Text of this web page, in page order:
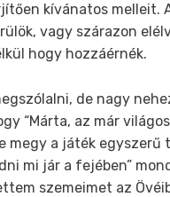
kívánatos melleit.
vagy szárazon
hogy hozzáérnék.
de nagy
“Márta, az már
megy a játék egyszerű
mi jár a fejében”
szemeimet az